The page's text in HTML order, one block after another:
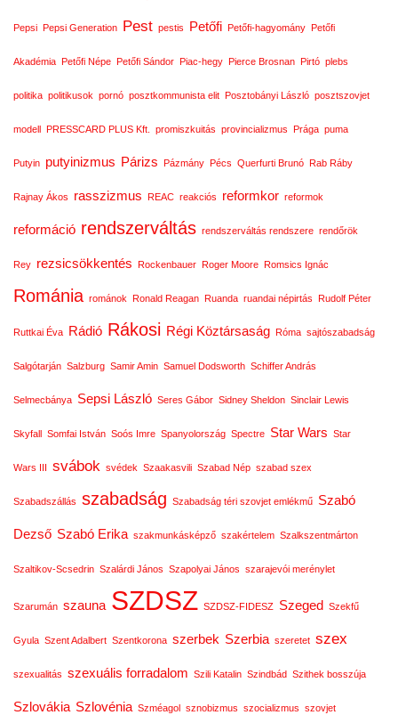
Pepsi Pepsi Generation Pest pestis Petőfi Petőfi-hagyomány Petőfi
Akadémia Petőfi Népe Petőfi Sándor Piac-hegy Pierce Brosnan Pirtó plebs
politika politikusok pornó posztkommunista elit Posztobányi László posztszovjet
modell PRESSCARD PLUS Kft. promiszkuitás provincializmus Prága puma
Putyin putyinizmus Párizs Pázmány Pécs Querfurti Brunó Rab Ráby
Rajnay Ákos rasszizmus REAC reakciós reformkor reformok
reformáció rendszerváltás rendszerváltás rendszere rendőrök
Rey rezsicsökkentés Rockenbauer Roger Moore Romsics Ignác
Románia románok Ronald Reagan Ruanda ruandai népirtás Rudolf Péter
Ruttkai Éva Rádió Rákosi Régi Köztársaság Róma sajtószabadság
Salgótarján Salzburg Samir Amin Samuel Dodsworth Schiffer András
Selmecbánya Sepsi László Seres Gábor Sidney Sheldon Sinclair Lewis
Skyfall Somfai István Soós Imre Spanyolország Spectre Star Wars Star
Wars III svábok svédek Szaakasvili Szabad Nép szabad szex
Szabadszállás szabadság Szabadság téri szovjet emlékmű Szabó
Dezső Szabó Erika szakmunkásképző szakértelem Szalkszentmárton
Szaltikov-Scsedrin Szalárdi János Szapolyai János szarajevói merénylet
Szarumán szauna SZDSZ SZDSZ-FIDESZ Szeged Szekfű
Gyula Szent Adalbert Szentkorona szerbek Szerbia szeretet szex
szexualitás szexuális forradalom Szili Katalin Szindbád Szithek bosszúja
Szlovákia Szlovénia Szméagol sznobizmus szocializmus szovjet